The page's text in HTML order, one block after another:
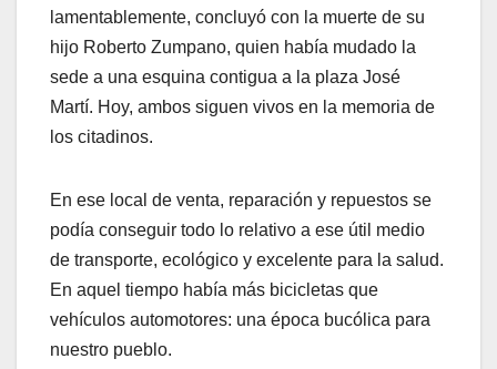
lamentablemente, concluyó con la muerte de su
hijo Roberto Zumpano, quien había mudado la
sede a una esquina contigua a la plaza José
Martí. Hoy, ambos siguen vivos en la memoria de
los citadinos.
​En ese local de venta, reparación y repuestos se
podía conseguir todo lo relativo a ese útil medio
de transporte, ecológico y excelente para la salud.
En aquel tiempo había más bicicletas que
vehículos automotores: una época bucólica para
nuestro pueblo.